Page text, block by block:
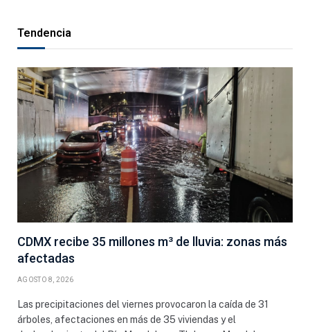
Tendencia
CDMX recibe 35 millones m³ de lluvia: zonas más
afectadas
AGOSTO 8, 2026
Las precipitaciones del viernes provocaron la caída de 31
árboles, afectaciones en más de 35 viviendas y el